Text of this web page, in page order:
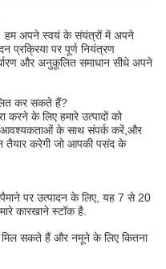
हम अपने स्वयं के संयंत्रों में अपने
प्रक्रिया पर पूर्ण नियंत्रण
और अनुकूलित समाधान सीधे अपने
कर सकते हैं?
करने के लिए हमारे उत्पादों को
आवश्यकताओं के साथ संपर्क करें,और
तैयार करेगी जो आपकी पसंद के
पर उत्पादन के लिए, यह 7 से 20
कारखाने स्टॉक है.
सकते हैं और नमूने के लिए कितना